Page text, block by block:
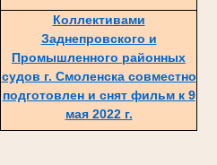
Коллективами
Заднепровского и
Промышленного районных
судов г. Смоленска совместно
подготовлен и снят фильм к 9
мая 2022 г.